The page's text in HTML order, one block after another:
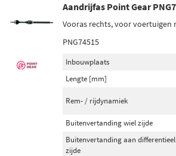
Aandrijfas Point Gear
Vooras rechts, voor voertuigen
PNG74515
Inbouwplaats
Lengte [mm]
Rem- / rijdynamiek
Buitenvertanding wiel zijde
Buitenvertanding aan differentieel
zijde